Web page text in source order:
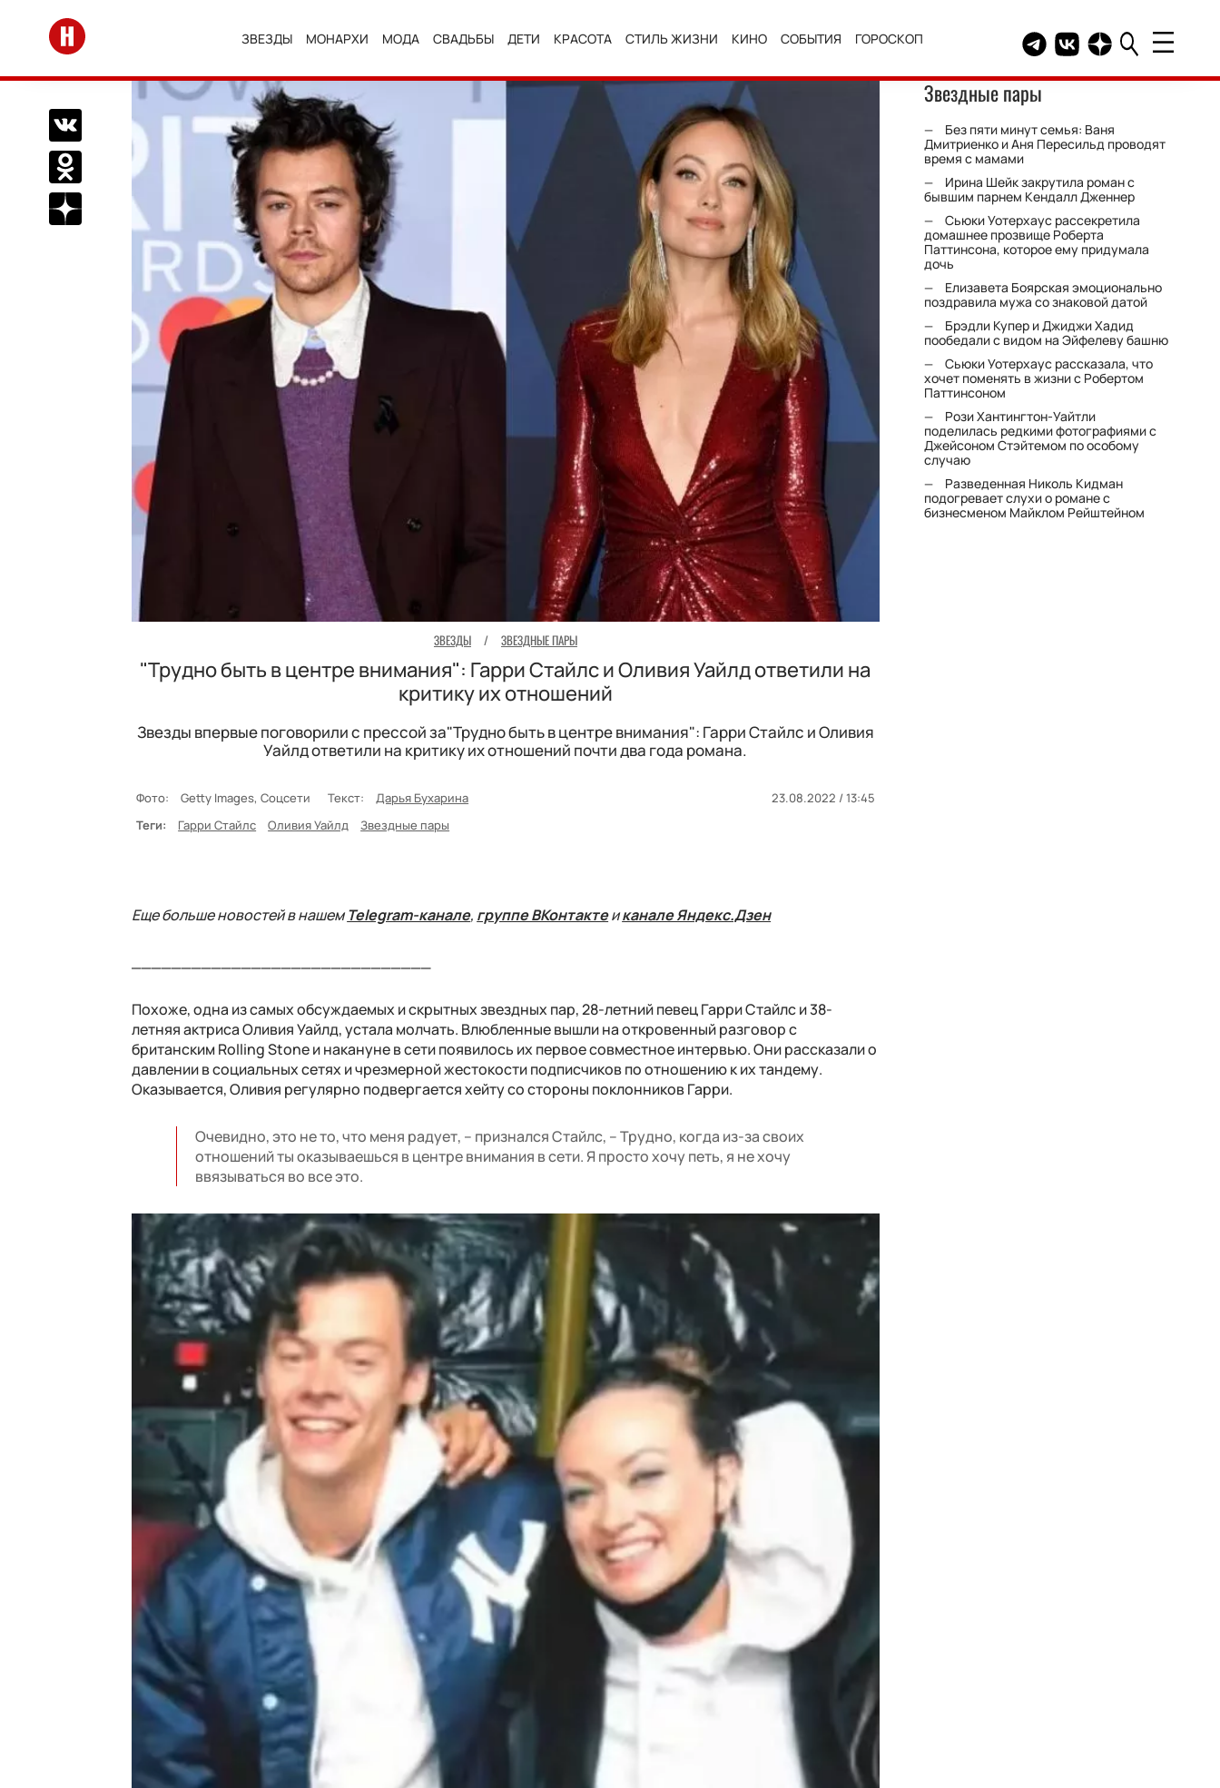
Перейти на главную
ЗВЕЗДЫ МОНАРХИ МОДА СВАДЬБЫ ДЕТИ КРАСОТА СТИЛЬ ЖИЗНИ КИНО СОБЫТИЯ ГОРОСКОП Telegram канал HELLO
Группа HELLO
Канал HELLO в
Поделиться Вконтакте
Поделиться в Одноклассниках
Подписаться на нас в Дзен
ЗВЕЗДЫ / ЗВЕЗДНЫЕ ПАРЫ
"Трудно быть в центре внимания": Гарри Стайлс и Оливия Уайлд ответили на
критику их отношений
Звезды впервые поговорили с прессой за"Трудно быть в центре внимания": Гарри Стайлс и Оливия
Уайлд ответили на критику их отношений почти два года романа.
Фото: Getty Images, Соцсети Текст: Дарья Бухарина
23.08.2022 / 13:45
Теги:
Гарри Стайлс Оливия Уайлд Звездные пары
Еще больше новостей в нашемTelegram-канале, группе ВКонтактеиканале Яндекс.Дзен
Похоже, одна из самых обсуждаемых и скрытных звездных пар, 28-летний певец Гарри Стайлс и 38-
летняя актриса Оливия Уайлд, устала молчать. Влюбленные вышли на откровенный разговор с
британским Rolling Stone и накануне в сети появилось их первое совместное интервью. Они рассказали о
давлении в социальных сетях и чрезмерной жестокости подписчиков по отношению к их тандему.
Оказывается, Оливия регулярно подвергается хейту со стороны поклонников Гарри.
Очевидно, это не то, что меня радует, – признался Стайлс, – Трудно, когда из-за своих
отношений ты оказываешься в центре внимания в сети. Я просто хочу петь, я не хочу
ввязываться во все это.
Звездные пары
Без пяти минут семья: Ваня
Дмитриенко и Аня Пересильд проводят
время с мамами
Ирина Шейк закрутила роман с
бывшим парнем Кендалл Дженнер
Сьюки Уотерхаус рассекретила
домашнее прозвище Роберта
Паттинсона, которое ему придумала
дочь
Елизавета Боярская эмоционально
поздравила мужа со знаковой датой
Брэдли Купер и Джиджи Хадид
пообедали с видом на Эйфелеву башню
Сьюки Уотерхаус рассказала, что
хочет поменять в жизни с Робертом
Паттинсоном
Рози Хантингтон-Уайтли
поделилась редкими фотографиями с
Джейсоном Стэйтемом по особому
случаю
Разведенная Николь Кидман
подогревает слухи о романе с
бизнесменом Майклом Рейштейном